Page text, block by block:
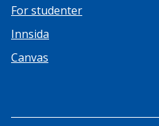
For studenter
Innsida
Canvas